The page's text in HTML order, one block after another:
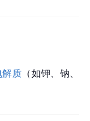
解质 （如钾、钠、